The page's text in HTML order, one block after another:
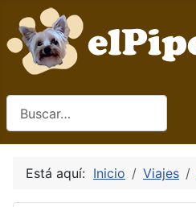
Está aquí: Inicio Viajes